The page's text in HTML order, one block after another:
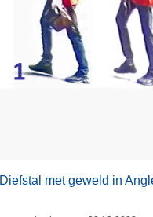
Diefstal met geweld in